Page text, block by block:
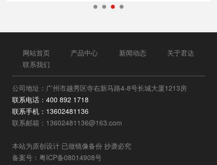
网站首页 产品中心 新闻动态
关于君达
联系我们
公司地址：广州市越秀区寺右新马路4-8号长城大厦1213房
联系电话：400 892 1718
联系手机：13602481136
联系邮箱：13602481136@163.com
本站为原创设计 已做镜像备份 抄袭必究
备案号： 粤ICP备08014908号